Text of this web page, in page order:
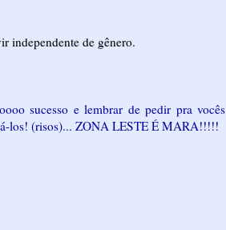
independente de gênero.
sucesso e lembrar de pedir pra vocês
los! (risos)... ZONA LESTE É MARA!!!!!